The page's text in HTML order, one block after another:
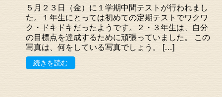
５月２３日（金）に１学期中間テストが行われまし
た。１年生にとっては初めての定期テストでワクワ
ク・ドキドキだったようです。２・３年生は、自分
の目標点を達成するために頑張っていました。 この
写真は、何をしている写真でしょう。 […]
続きを読む